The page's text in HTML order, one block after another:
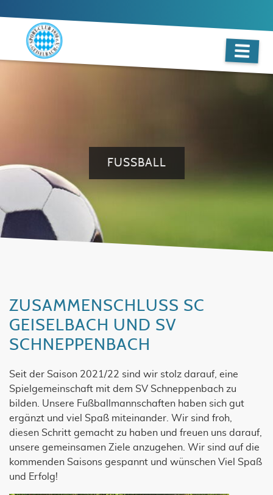
FUSSBALL
ZUSAMMENSCHLUSS SC
GEISELBACH UND SV
SCHNEPPENBACH
Seit der Saison 2021/22 sind wir stolz darauf, eine
Spielgemeinschaft mit dem SV Schneppenbach zu
bilden. Unsere Fußballmannschaften haben sich gut
ergänzt und viel Spaß miteinander. Wir sind froh,
diesen Schritt gemacht zu haben und freuen uns darauf,
unsere gemeinsamen Ziele anzugehen. Wir sind auf die
kommenden Saisons gespannt und wünschen Viel Spaß
und Erfolg!